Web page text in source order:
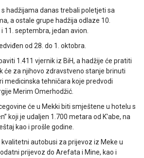
hadžijama danas trebali poletjeti sa
a ostale grupe hadžija odlaze 10.
11. septembra, jedan avion.
od 28. do 1. oktobra.
1.411 vjernik iz BiH, a hadžije će pratiti
će za njihovo zdravstveno stanje brinuti
medicinska tehničara koje predvodi
Merim Omerhodžić.
će u Mekki biti smještene u hotelu s
koji je udaljen 1.700 metara od K'abe, na
kao i prošle godine.
autobusi za prijevoz iz Meke u
prijevoz do Arefata i Mine, kao i